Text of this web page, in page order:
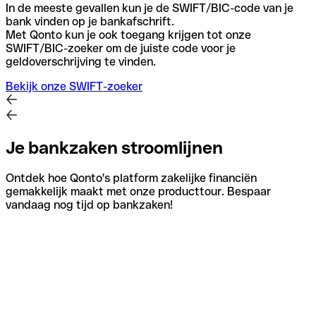
In de meeste gevallen kun je de SWIFT/BIC-code van je
bank vinden op je bankafschrift.
Met Qonto kun je ook toegang krijgen tot onze
SWIFT/BIC-zoeker om de juiste code voor je
geldoverschrijving te vinden.
Bekijk onze SWIFT-zoeker
Je bankzaken stroomlijnen
Ontdek hoe Qonto's platform zakelijke financiën
gemakkelijk maakt met onze producttour. Bespaar
vandaag nog tijd op bankzaken!